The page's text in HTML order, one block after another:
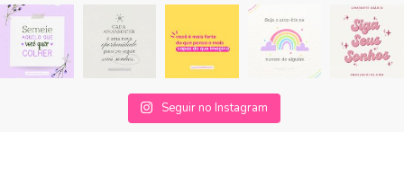
Seguir no Instagram